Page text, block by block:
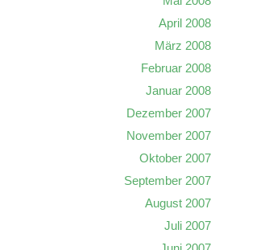
April 2008
März 2008
Februar 2008
Januar 2008
Dezember 2007
November 2007
Oktober 2007
September 2007
August 2007
Juli 2007